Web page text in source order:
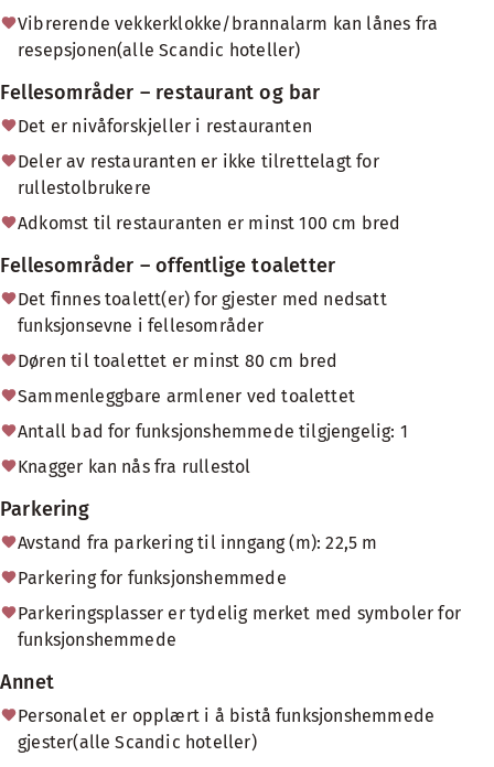
Vibrerende vekkerklokke/brannalarm kan lånes fra
resepsjonen(alle Scandic hoteller)
Fellesområder – restaurant og bar
Det er nivåforskjeller i restauranten
Deler av restauranten er ikke tilrettelagt for
rullestolbrukere
Adkomst til restauranten er minst 100 cm bred
Fellesområder – offentlige toaletter
Det finnes toalett(er) for gjester med nedsatt
funksjonsevne i fellesområder
Døren til toalettet er minst 80 cm bred
Sammenleggbare armlener ved toalettet
Antall bad for funksjonshemmede tilgjengelig: 1
Knagger kan nås fra rullestol
Parkering
Avstand fra parkering til inngang (m): 22,5 m
Parkering for funksjonshemmede
Parkeringsplasser er tydelig merket med symboler for
funksjonshemmede
Annet
Personalet er opplært i å bistå funksjonshemmede
gjester(alle Scandic hoteller)